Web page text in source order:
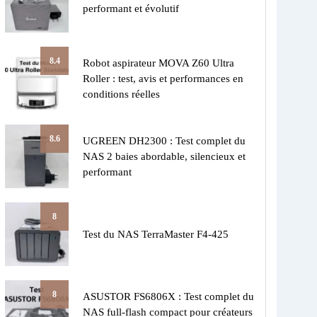
performant et évolutif
8.4
Robot aspirateur MOVA Z60 Ultra
Roller : test, avis et performances en
conditions réelles
8.6
UGREEN DH2300 : Test complet du
NAS 2 baies abordable, silencieux et
performant
8
Test du NAS TerraMaster F4-425
8
ASUSTOR FS6806X : Test complet du
NAS full-flash compact pour créateurs